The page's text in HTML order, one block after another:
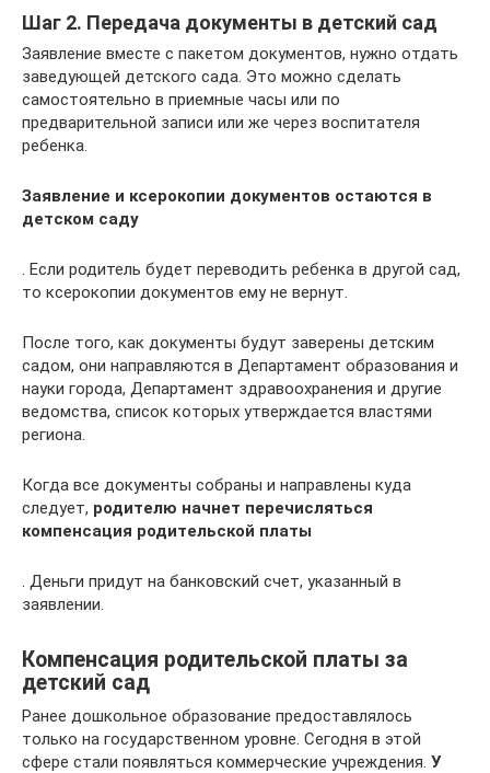
Шаг 2. Передача документы в детский сад
Заявление вместе с пакетом документов, нужно отдать
заведующей детского сада. Это можно сделать
самостоятельно в приемные часы или по
предварительной записи или же через воспитателя
ребенка.
Заявление и ксерокопии документов остаются в
детском саду
. Если родитель будет переводить ребенка в другой сад,
то ксерокопии документов ему не вернут.
После того, как документы будут заверены детским
садом, они направляются в Департамент образования и
науки города, Департамент здравоохранения и другие
ведомства, список которых утверждается властями
региона.
Когда все документы собраны и направлены куда
следует, родителю начнет перечисляться
компенсация родительской платы
. Деньги придут на банковский счет, указанный в
заявлении.
Компенсация родительской платы за
детский сад
Ранее дошкольное образование предоставлялось
только на государственном уровне. Сегодня в этой
сфере стали появляться коммерческие учреждения. У